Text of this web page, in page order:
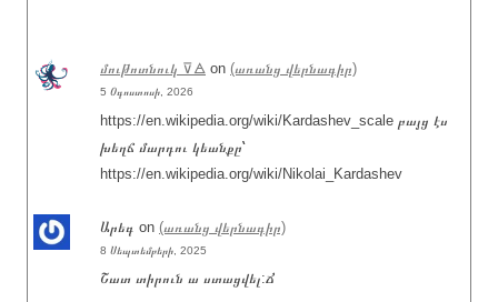
մութոտնուկ ⊽🜁 on (առանց վերնագիր)
5 Օգոստոսի, 2026
https://en.wikipedia.org/wiki/Kardashev_scale բայց էս
խեղճ մարդու կեանքը՝
https://en.wikipedia.org/wiki/Nikolai_Kardashev
Արեգ on (առանց վերնագիր)
8 Սեպտեմբերի, 2025
Շատ տիրուն ա ստացվել:Ճ